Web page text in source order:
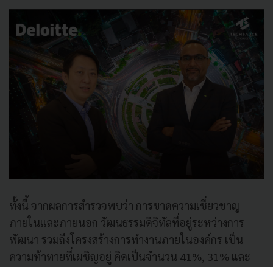
ทั้งนี้ จากผลการสำรวจพบว่า การขาดความเชี่ยวชาญ
ภายในและภายนอก วัฒนธรรมดิจิทัลที่อยู่ระหว่างการ
พัฒนา รวมถึงโครงสร้างการทำงานภายในองค์กร เป็น
ความท้าทายที่เผชิญอยู่ คิดเป็นจำนวน 41%, 31% และ